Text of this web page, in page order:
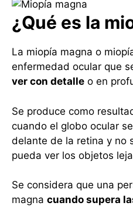
¿Qué es la
La miopía magna o
enfermedad ocular que
ver con detalle o en
Se produce como
cuando el globo ocular
delante de la retina y no
pueda ver los objetos
Se considera que una
magna cuando supera